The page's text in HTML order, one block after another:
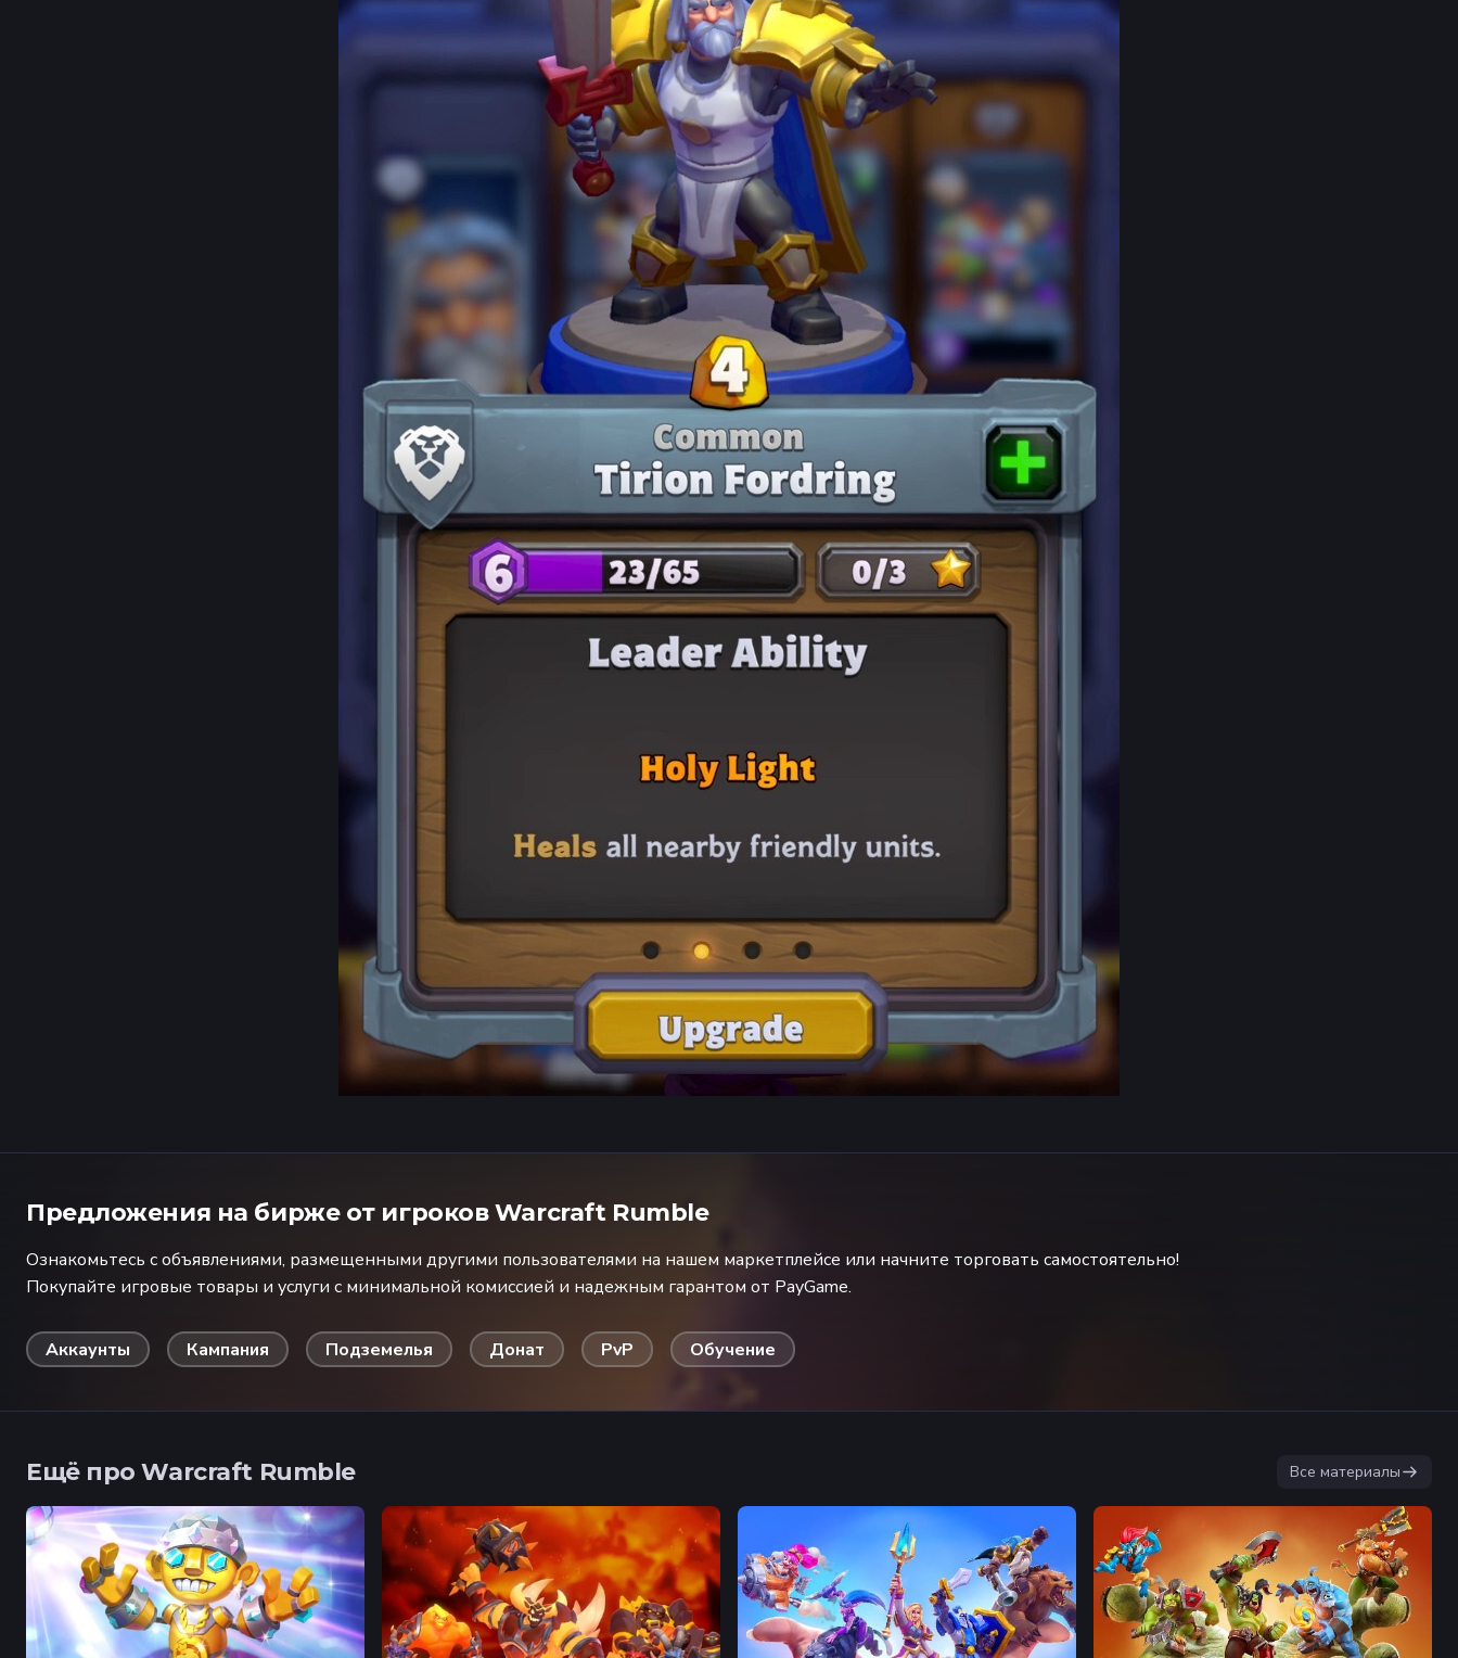
Предложения на бирже от игроковWarcraft Rumble
Ознакомьтесь с объявлениями, размещенными другими пользователями на нашем маркетплейсе или начните торговать самостоятельно!
Покупайте игровые товары и услуги с минимальной комиссией и надежным гарантом от PayGame.
Аккаунты Кампания Подземелья Донат PvP Обучение
Ещё про Warcraft Rumble Все материалы